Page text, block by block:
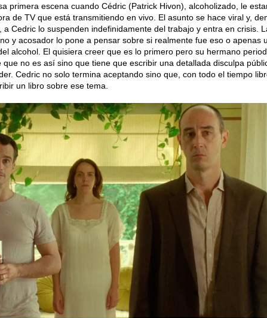
primera escena cuando Cédric (Patrick Hivon), alcoholizado, le
de TV que está transmitiendo en vivo. El asunto se hace viral y,
a Cedric lo suspenden indefinidamente del trabajo y entra en crisis.
y acosador lo pone a pensar sobre si realmente fue eso o apenas
alcohol. El quisiera creer que es lo primero pero su hermano
que no es así sino que tiene que escribir una detallada disculpa
Cedric no solo termina aceptando sino que, con todo el tiempo
un libro sobre ese tema.